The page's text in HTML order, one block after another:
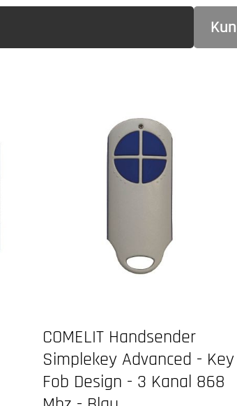
COMELIT Handsender
Simplekey Advanced - Key
Fob Design - 3 Kanal 868